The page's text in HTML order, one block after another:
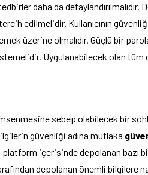
daha da detaylandırılmalıdır.
edilmelidir. Kullanıcının
üzerine olmalıdır. Güçlü bir
Uygulanabilecek olan
sebep olabilecek bir
güvenliği adına mutlaka
platform içerisinde depolanan bazı
depolanan önemli bilgilere